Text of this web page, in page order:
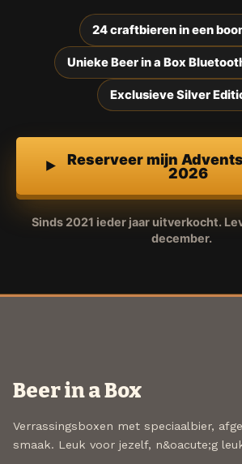
24 craftbieren in een
Unieke Beer in a Box
Exclusieve Silver
Reserveer mijn
2026
Sinds 2021 ieder jaar uitverkocht.
december.
Beer in a Box
Verrassingsboxen met speciaalbier,
smaak. Leuk voor jezelf, n&oacute;g